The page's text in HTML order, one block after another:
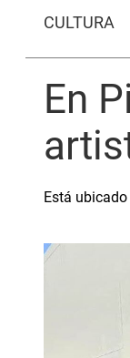
CULTURA
En
Está